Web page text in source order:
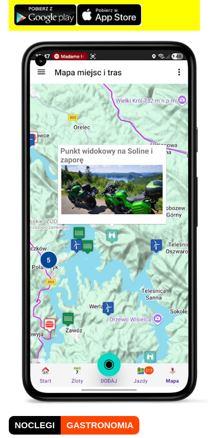
Wiecho - gość– 08-21-2022, 23:45:19
Super miejsce, miałem okazję być tam za
poprzedniego właściciela i obecnego.
Nowy właściciel to człowiek otwarty na
.motocyklistów wieczorami organizuje
ognisko przy ,którym można posiedzieć i
przesmażyć kiełbaski, poza tym jest też
możliwość zamówienia smacznych
posiłków przygotowywanych przez
właściciela zwanego MUMINKIEM, Teren
stworzony do turystyki motocyklowej..J
Wiecho - gość– 08-21-2022, 23:45:19
Super miejsce, miałem okazję być tam za
poprzedniego właściciela i obecnego.
Nowy właściciel to człowiek otwarty na
.motocyklistów wieczorami organizuje
ognisko przy ,którym można posiedzieć i
przesmażyć kiełbaski, poza tym jest też
możliwość zamówienia smacznych
posiłków przygotowywanych przez
właściciela zwanego MUMINKIEM, Teren
stworzony do turystyki motocyklowej..J
Kolczyk - gość – 07-20-2022, 16:14:43
Byłem dziś miejsce się nie zmieniło tylko
nazwa Motocyklowa Strefa Bieszczady
nowy właściciel jak dla mnie spoko gość
próbujcie to rozkręcić ale odkąd poszła
fama ze zmienili miejsce nie jest łatwo.
Jeśli chodzi o klimat to tworzą go
motocykliści jaki stworzymy taki będzie
ta sobotę 23 07 ma być tam koncert wiec
myśle ze można by było wprowadzić
NOCLEGI GASTRONOMIA